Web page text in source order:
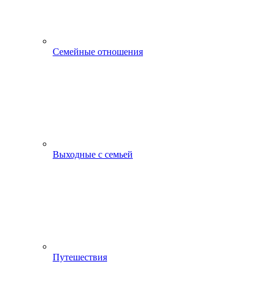
Семейные отношения
Выходные с семьей
Путешествия